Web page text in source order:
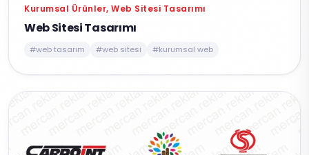
Kurumsal Ürünler, Web Sitesi Tasarımı
Web Sitesi Tasarımı
#web tasarım #web sitesi #kurumsal web